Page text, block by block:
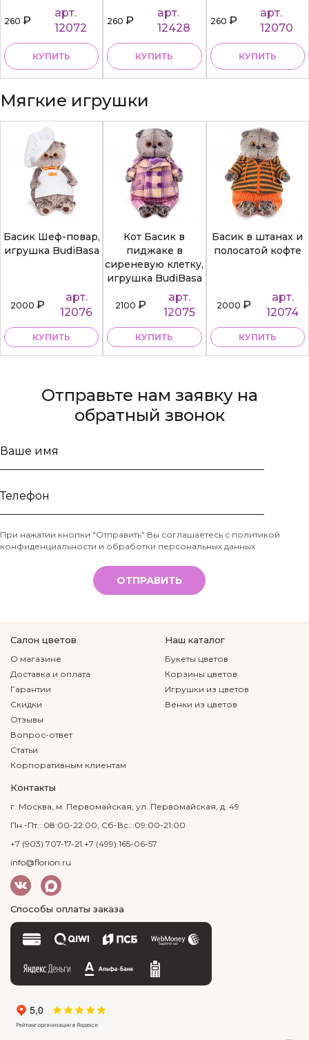
260 ₽
арт.
12072
КУПИТЬ
260₽
арт.
12428
КУПИТЬ
260 ₽
арт.
12070
КУПИТЬ
Мягкие игрушки
Басик Шеф-повар,
игрушка BudiBasa
2000₽
арт.
12076
КУПИТЬ
Кот Басик в
пиджаке в
сиреневую клетку,
игрушка BudiBasa
2100₽
арт.
12075
КУПИТЬ
Басик в штанах и
полосатой кофте
2000₽
арт.
12074
КУПИТЬ
Отправьте нам заявку на
обратный звонок
Ваше
Телефон
*
При нажатии кнопки "Отправить" Вы соглашаетесь с политикой
конфиденциальности и обработки персональных данных
ОТПРАВИТЬ
Салон цветов
О магазине
Доставка и оплата
Гарантии
Скидки
Отзывы
Вопрос-ответ
Статьи
Корпоративным клиентам
Наш каталог
Букеты цветов
Корзины цветов
Игрушки из цветов
Венки из цветов
Контакты
г. Москва, м. Первомайская, ул. Первомайская, д. 49
Пн.-Пт.: 08:00-22:00, Сб-Вс.: 09:00-21:00
+7 (903) 707-17-21 +7 (499) 165-06-57
info@florion.ru
Способы оплаты заказа